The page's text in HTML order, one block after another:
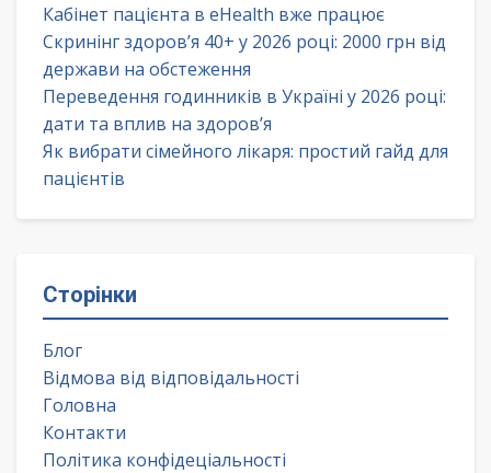
Кабінет пацієнта в eHealth вже працює
Скринінг здоров’я 40+ у 2026 році: 2000 грн від
держави на обстеження
Переведення годинників в Україні у 2026 році:
дати та вплив на здоров’я
Як вибрати сімейного лікаря: простий гайд для
пацієнтів
Сторінки
Блог
Відмова від відповідальності
Головна
Контакти
Політика конфідеціальності